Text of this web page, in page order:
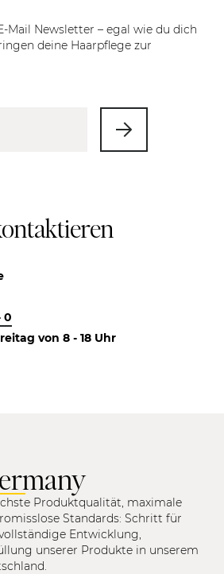
Mail Newsletter – egal wie du dich
deine Haarpflege zur
0
von 8 - 18 Uhr
Produktqualität, maximale
Standards: Schritt für
Entwicklung,
unserer Produkte in unserem